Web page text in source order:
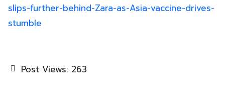
slips-further-behind-Zara-as-Asia-vaccine-drives-
stumble
Post Views: 263